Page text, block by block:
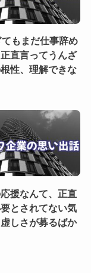
もまだ仕事辞め
直言ってうんざ
性、理解できな
援なんて、正直
とされてない気
しさが募るばか